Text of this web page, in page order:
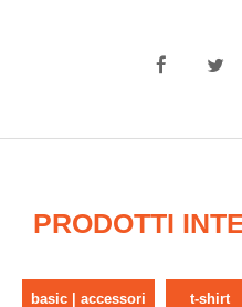
PRODOTTI
basic | accessori t-shirt